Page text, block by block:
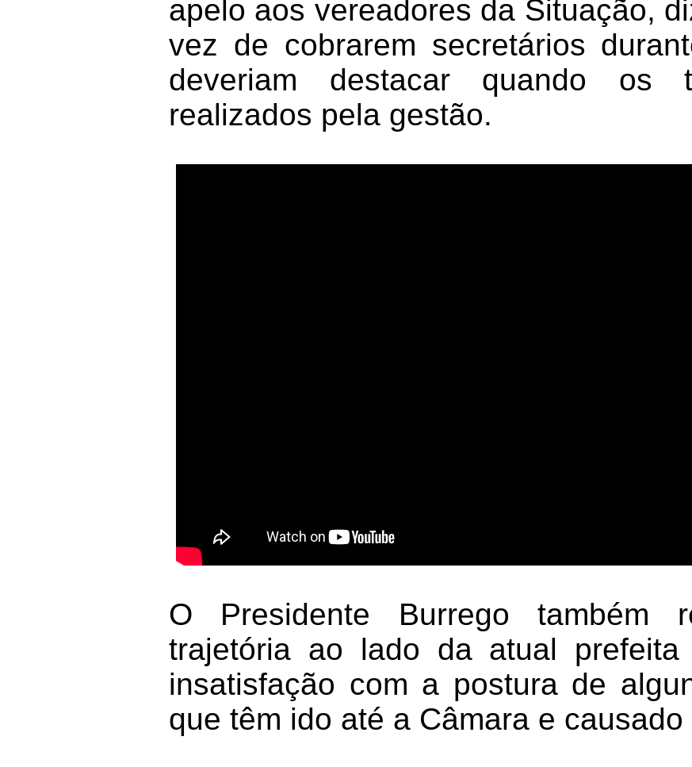
apelo aos vereadores da Situação,
vez de cobrarem secretários
deveriam destacar quando os
realizados pela gestão.
O Presidente Burrego também
trajetória ao lado da atual prefeita
insatisfação com a postura de
que têm ido até a Câmara e